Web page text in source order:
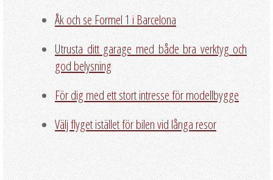
Åk och se Formel 1 i Barcelona
Utrusta ditt garage med både bra verktyg och
god belysning
För dig med ett stort intresse för modellbygge
Välj flyget istället för bilen vid långa resor